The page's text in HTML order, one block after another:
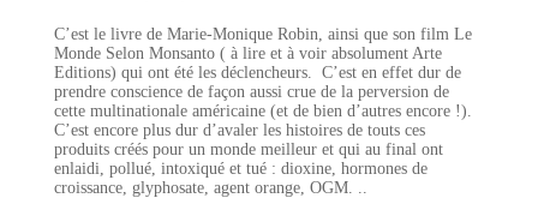
C’est le livre de Marie-Monique Robin, ainsi que son film Le
Monde Selon Monsanto ( à lire et à voir absolument Arte
Editions) qui ont été les déclencheurs. C’est en effet dur de
prendre conscience de façon aussi crue de la perversion de
cette multinationale américaine (et de bien d’autres encore !).
C’est encore plus dur d’avaler les histoires de touts ces
produits créés pour un monde meilleur et qui au final ont
enlaidi, pollué, intoxiqué et tué : dioxine, hormones de
croissance, glyphosate, agent orange, OGM. ..